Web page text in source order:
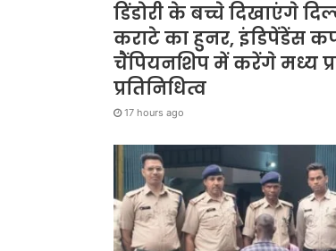
डिंडोरी के बच्चे दिखाएंगे
कराटे का हुनर, इंडिपेंडेंस
चैंपियनशिप में करेंगे मध्य
प्रतिनिधित्व
17 hours ago